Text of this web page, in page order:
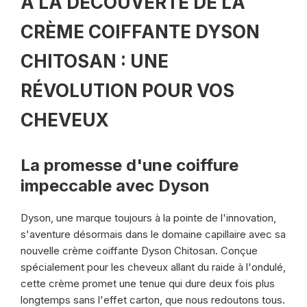
CRÈME COIFFANTE DYSON
CHITOSAN : UNE
RÉVOLUTION POUR VOS
CHEVEUX
La promesse d'une coiffure
impeccable avec Dyson
Dyson, une marque toujours à la pointe de l'innovation,
s'aventure désormais dans le domaine capillaire avec sa
nouvelle crème coiffante Dyson Chitosan. Conçue
spécialement pour les cheveux allant du raide à l'ondulé,
cette crème promet une tenue qui dure deux fois plus
longtemps sans l'effet carton, que nous redoutons tous.